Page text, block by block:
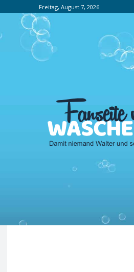
Freitag, August 7, 2026